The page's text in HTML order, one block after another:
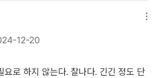
12-20
요로 하지 않는다. 찰나다. 긴긴 정도 단